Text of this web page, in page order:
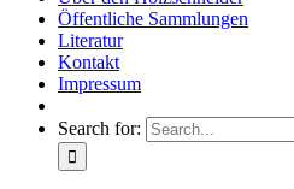
Öffentliche Sammlungen
Literatur
Kontakt
Impressum
Search for: